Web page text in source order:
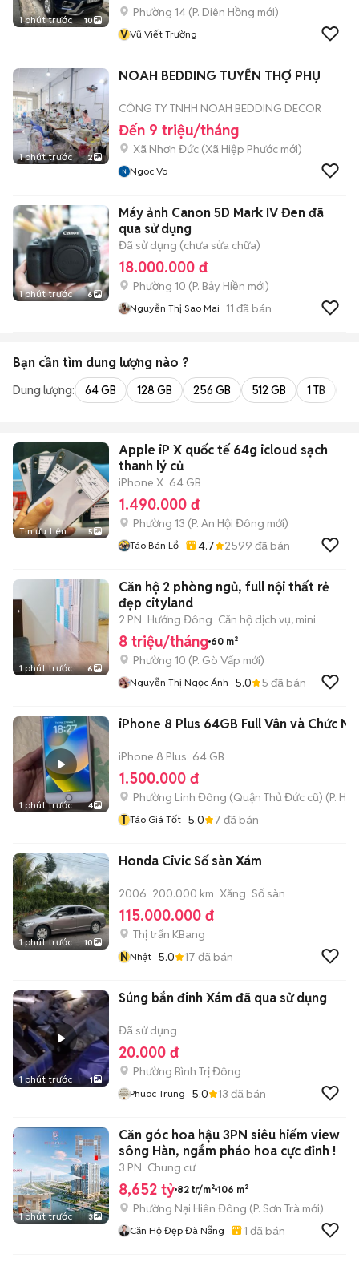
1 phút trước 10
Phường 14 (P. Diên Hồng mới)
VVũ Viết Trường
1 phút trước 2
NOAH BEDDING TUYỂN THỢ PHỤ
CÔNG TY TNHH NOAH BEDDING DECOR
Đến 9 triệu/tháng
Xã Nhơn Đức (Xã Hiệp Phước mới)
Ngoc Vo
1 phút trước 6
Máy ảnh Canon 5D Mark IV Đen đã
qua sử dụng
Đã sử dụng (chưa sửa chữa)
18.000.000 đ
Phường 10 (P. Bảy Hiền mới)
Nguyễn Thị Sao Mai 11 đã bán
Bạn cần tìm dung lượng nào ?
Dung lượng: 64 GB 128 GB 256 GB 512 GB 1 TB
Tin ưu tiên 5
Apple iP X quốc tế 64g icloud sạch
thanh lý củ
iPhone X 64 GB
1.490.000 đ
Phường 13 (P. An Hội Đông mới)
Táo Bán Lổ 4.7 2599 đã bán
1 phút trước 6
Căn hộ 2 phòng ngủ, full nội thất rẻ
đẹp cityland
2 PN Hướng Đông Căn hộ dịch vụ, mini
8 triệu/tháng 60 m²
Phường 10 (P. Gò Vấp mới)
Nguyễn Thị Ngọc Ánh 5.0 5 đã bán
1 phút trước 4
iPhone 8 Plus 64GB Full Vân và Chức
iPhone 8 Plus 64 GB
1.500.000 đ
Phường Linh Đông (Quận Thủ Đức cũ) (P.
T Táo Giá Tốt 5.0 7 đã bán
1 phút trước 10
Honda Civic Số sàn Xám
2006 200.000 km Xăng Số sàn
115.000.000 đ
Thị trấn KBang
NNhật 5.0 17 đã bán
1 phút trước 1
Súng bắn đinh Xám đã qua sử dụng
Đã sử dụng
20.000 đ
Phường Bình Trị Đông
Phuoc Trung 5.0 13 đã bán
1 phút trước 3
Căn góc hoa hậu 3PN siêu hiếm view
sông Hàn, ngắm pháo hoa cực đỉnh !
3 PN Chung cư
8,652 tỷ 82 tr/m² 106 m²
Phường Nại Hiên Đông (P. Sơn Trà mới)
Căn Hộ Đẹp Đà Nẵng 1 đã bán